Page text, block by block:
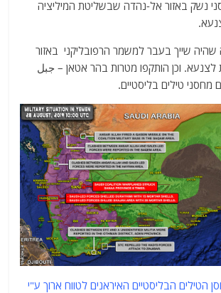
נשק באזור אל-נהדה שבשליטת המיליציה
שהיה שייך בעבר למשמר הרפובליקני באזור
וכן הותקפו מטרות בהר אטאן – جبل
טילים בליסטיים.
הטילים הבליסטיים האיראנים לטווח ארוך ע"י